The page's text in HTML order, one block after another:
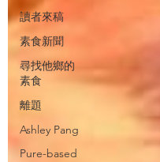
讀者來稿
素食新聞
尋找他鄉的
素食
離題
Ashley Pang
Pure-based